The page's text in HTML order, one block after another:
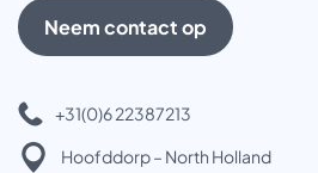
Neem contact op
+31(0)6 22387213
Hoofddorp – North Holland